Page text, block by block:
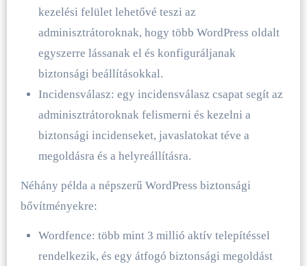
kezelési felület lehetővé teszi az
adminisztrátoroknak, hogy több WordPress oldalt
egyszerre lássanak el és konfiguráljanak
biztonsági beállításokkal.
Incidensválasz: egy incidensválasz csapat segít az
adminisztrátoroknak felismerni és kezelni a
biztonsági incidenseket, javaslatokat téve a
megoldásra és a helyreállításra.
Néhány példa a népszerű WordPress biztonsági
bővítményekre:
Wordfence: több mint 3 millió aktív telepítéssel
rendelkezik, és egy átfogó biztonsági megoldást